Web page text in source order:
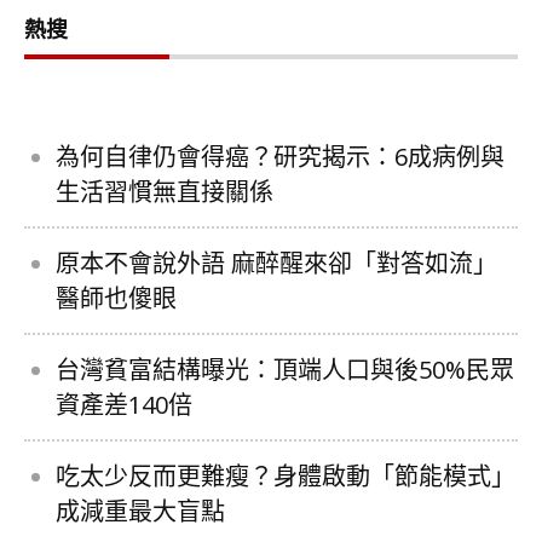
熱搜
為何自律仍會得癌？研究揭示：6成病例與
生活習慣無直接關係
原本不會說外語 麻醉醒來卻「對答如流」
醫師也傻眼
台灣貧富結構曝光：頂端人口與後50%民眾
資產差140倍
吃太少反而更難瘦？身體啟動「節能模式」
成減重最大盲點